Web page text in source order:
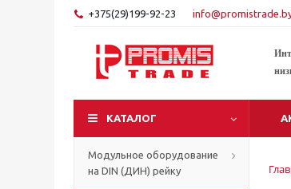
+375(29)199-92-23
КАТАЛОГ
Модульное оборудование
на DIN (ДИН) рейку